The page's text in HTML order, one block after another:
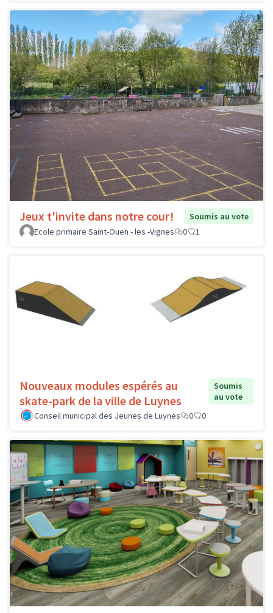
Jeux t'invite dans notre cour!
Soumis au vote
Ecole primaire Saint-Ouen - les -Vignes
0 1
Nouveaux modules espérés au
skate-park de la ville de Luynes
Soumis
au vote
Conseil municipal des Jeunes de Luynes
0 0